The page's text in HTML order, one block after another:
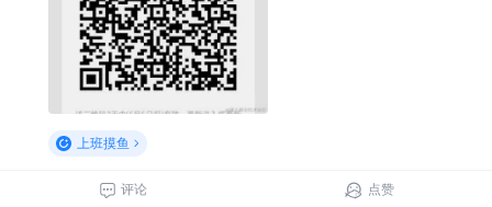
上班摸鱼
评论 点赞